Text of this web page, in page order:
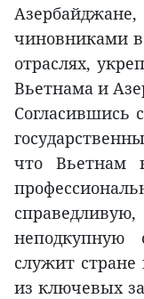
чиновниками
отраслях,
Вьетнама и
Согласившись
что Вьетнам
неподкупную
служит стране
из ключевых